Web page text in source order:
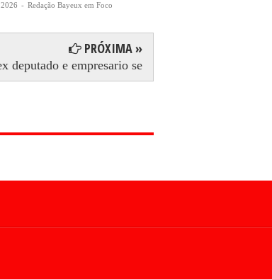
- Redação Bayeux em Foco
PRÓXIMA »
deputado e empresario se